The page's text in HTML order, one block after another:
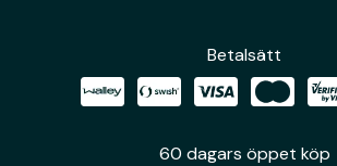
Betalsätt
60 dagars öppet köp